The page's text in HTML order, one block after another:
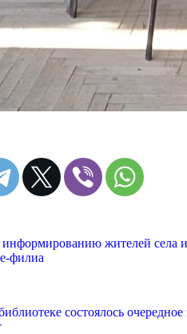
жителей села
филиа
состоялось